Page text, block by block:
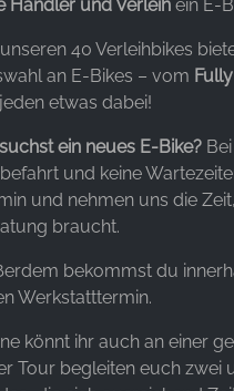
Händler und Verleih ein E-
40 Verleihbikes
an E-Bikes – vom
etwas dabei!
ein neues E-Bike?
und keine
und nehmen uns die
braucht.
bekommst du
Werkstatttermin.
könnt ihr auch an einer
Tour begleiten euch zwei
Ireland Ltd.
und Marketing
1 Jahr
helfen uns zu
unsere Website nutzen.